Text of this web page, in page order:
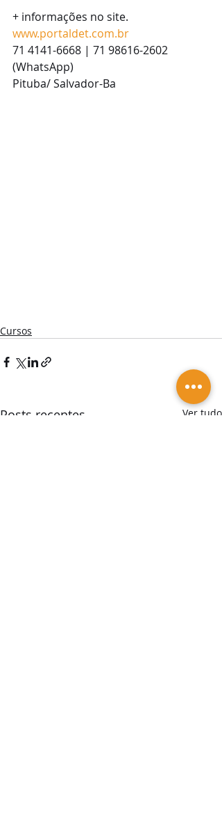
+ informações no site.
www.portaldet.com.br
71 4141-6668 | 71 98616-2602
(WhatsApp)
Pituba/ Salvador-Ba
Cursos
Posts recentes Ver tudo